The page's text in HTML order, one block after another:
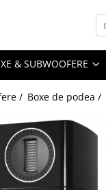
& SUBWOOFERE
/ Boxe de podea /